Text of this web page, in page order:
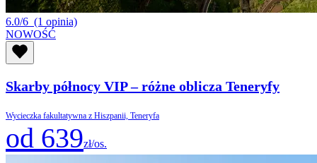
6.0/6 (1 opinia)
NOWOŚĆ
Skarby północy VIP – różne oblicza Teneryfy
Wycieczka fakultatywna z Hiszpanii, Teneryfa
od 639zł/os.